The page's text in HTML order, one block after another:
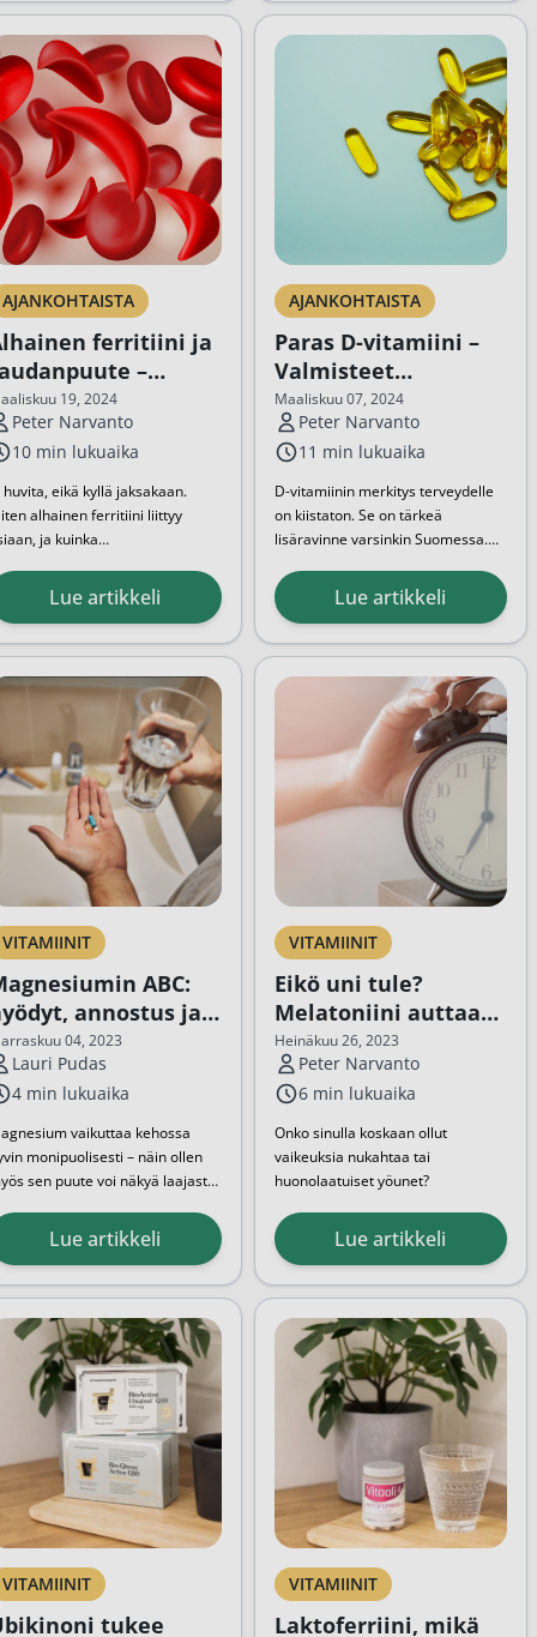
ei ulkoillessa vietetty
riitä...
AJANKOHTAISTA
ferritiini ja
–
ja hoito
19, 2024
Peter Narvanto
10 min lukuaika
huvita, eikä kyllä jaksakaan.
alhainen ferritiini liittyy
ja kuinka
Tässä artikkelissa käymme
näitä asioita.
eli
määrästä...
Lue artikkeli
AJANKOHTAISTA
Paras D-vitamiini –
Valmisteet
vertailussa
Maaliskuu 07, 2024
Peter Narvanto
11 min lukuaika
D-vitamiinin merkitys terveydelle
on kiistaton. Se on tärkeä
lisäravinne varsinkin Suomessa.
auringosta tai ruokavaliosta, on D-
vitamiinilisän käyttö usein
sinulle kattavan...Lue artikkeli
VITAMIINIT
ABC:
annostus ja
oireet
04, 2023
Lauri Pudas
4 min lukuaika
vaikuttaa kehossa
monipuolisesti – näin ollen
sen puute voi näkyä laajasti.
jonka saannista on
pitää huolta.
magnesiumia mikäli
on monipuolinen
Lue artikkeli
VITAMIINIT
Eikö uni tule?
Melatoniini auttaa
uniongelmiin
Heinäkuu 26, 2023
Peter Narvanto
6 min lukuaika
Onko sinulla koskaan ollut
vaikeuksia nukahtaa tai
huonolaatuiset yöunet?
hormonina" ja se on keskeinen osa
unen ja valverytmin säätelyä.
hoidossa tai sen potentiaalia
apuna unettomuuden...
Lue artikkeli
VITAMIINIT
tukee
VITAMIINIT
Laktoferriini, mikä